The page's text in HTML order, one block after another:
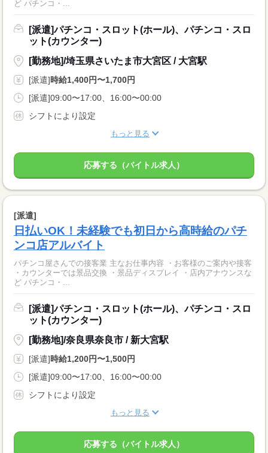
ど パチンコ・...
[派遣]パチンコ・スロット(ホール)、パチンコ・スロ
ット(カウンター)
[勤務地]/埼玉県さいたま市大宮区 / 大宮駅
[派遣]時給1,400円〜1,700円
[派遣]09:00〜17:00、16:00〜00:00
シフトにより設定
もっと見る
応募する（バイトル求人）
[派遣]
日払いOK！未経験でも初日から高時給のパチ
ンコ店アルバイト
パチンコ屋さんでの接客業 主なお仕事内容 ・お客様のご案内や接客
・カウンターでは景品交換 ・景品ディスプレイ ・店内アナウンスな
ど パチンコ・...
[派遣]パチンコ・スロット(ホール)、パチンコ・スロ
ット(カウンター)
[勤務地]/奈良県奈良市 / 新大宮駅
[派遣]時給1,200円〜1,500円
[派遣]09:00〜17:00、16:00〜00:00
シフトにより設定
もっと見る
応募する（バイトル求人）